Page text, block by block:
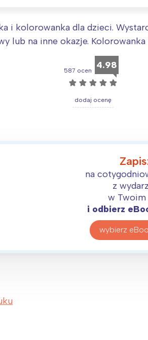
i kolorowanka dla dzieci.
lub na inne okazje.
587 ocen 4.98
☆ ☆ ☆ ☆ ☆
dodaj ocenę
na
z
w
i odbierz
wybierz
Północ
Wybieram